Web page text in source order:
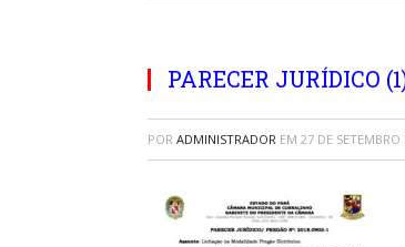
PARECER JURÍDICO
POR ADMINISTRADOR EM 27 DE SETEMBRO